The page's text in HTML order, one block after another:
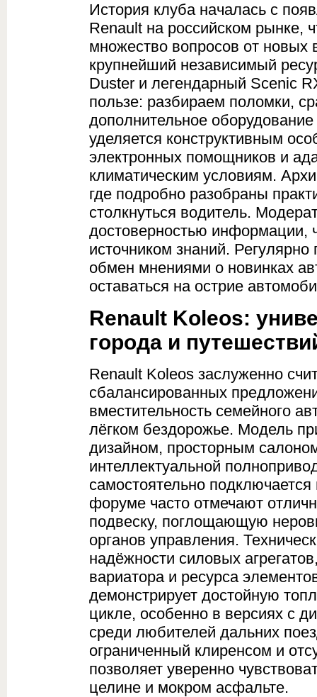
История клуба началась с
Renault на российском рынке,
множество вопросов от
крупнейший независимый
Duster и легендарный Scenic
пользе: разбираем поломки,
дополнительное
уделяется конструктивным
электронных помощников и
климатическим условиям.
где подробно разобраны
столкнуться водитель.
достоверностью
источником знаний.
обмен мнениями о новинках
оставаться на острие
Renault Koleos:
города и
Renault Koleos заслуженно
сбалансированных
вместительность семейного
лёгком бездорожье. Модель
дизайном, просторным
интеллектуальной
самостоятельно
форуме часто отмечают
подвеску, поглощающую
органов управления.
надёжности силовых
вариатора и ресурса
демонстрирует достойную
цикле, особенно в версиях с
среди любителей дальних
ограниченный клиренсом и
позволяет уверенно
целине и мокром асфальте.